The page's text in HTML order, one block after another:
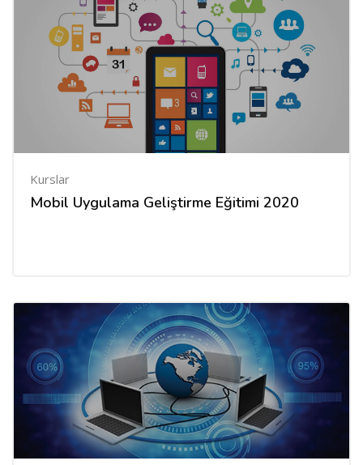
Kurslar
Mobil Uygulama Geliştirme Eğitimi 2020